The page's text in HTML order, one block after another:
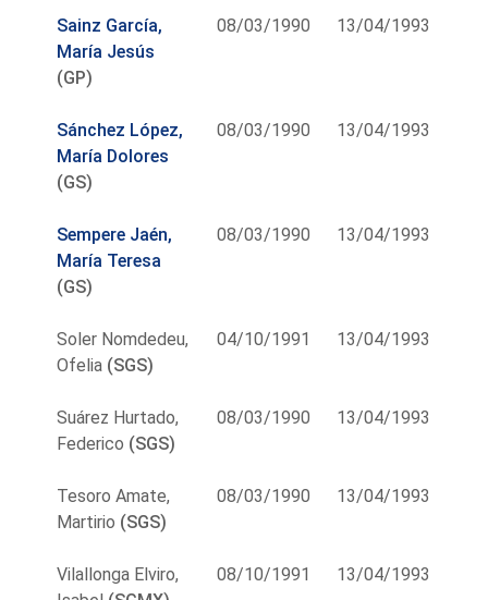
Sainz García,
María Jesús
(GP)
08/03/1990 13/04/1993
Sánchez López,
María Dolores
(GS)
08/03/1990 13/04/1993
Sempere Jaén,
María Teresa
(GS)
08/03/1990 13/04/1993
Soler Nomdedeu,
Ofelia (SGS)
04/10/1991 13/04/1993
Suárez Hurtado,
Federico (SGS)
08/03/1990 13/04/1993
Tesoro Amate,
Martirio (SGS)
08/03/1990 13/04/1993
Vilallonga Elviro,
08/10/1991 13/04/1993